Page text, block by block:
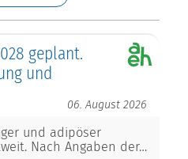
geplant.
und
06. August 2026
und adipöser
Nach Angaben der…